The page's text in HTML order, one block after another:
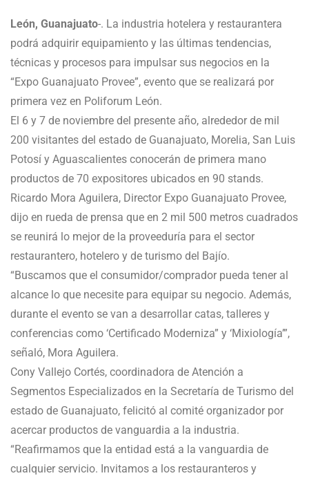
León, Guanajuato-. La industria hotelera y restaurantera
podrá adquirir equipamiento y las últimas tendencias,
técnicas y procesos para impulsar sus negocios en la
“Expo Guanajuato Provee”, evento que se realizará por
primera vez en Poliforum León.
El 6 y 7 de noviembre del presente año, alrededor de mil
200 visitantes del estado de Guanajuato, Morelia, San Luis
Potosí y Aguascalientes conocerán de primera mano
productos de 70 expositores ubicados en 90 stands.
Ricardo Mora Aguilera, Director Expo Guanajuato Provee,
dijo en rueda de prensa que en 2 mil 500 metros cuadrados
se reunirá lo mejor de la proveeduría para el sector
restaurantero, hotelero y de turismo del Bajío.
“Buscamos que el consumidor/comprador pueda tener al
alcance lo que necesite para equipar su negocio. Además,
durante el evento se van a desarrollar catas, talleres y
conferencias como ‘Certificado Moderniza” y ‘Mixiología’”,
señaló, Mora Aguilera.
Cony Vallejo Cortés, coordinadora de Atención a
Segmentos Especializados en la Secretaría de Turismo del
estado de Guanajuato, felicitó al comité organizador por
acercar productos de vanguardia a la industria.
“Reafirmamos que la entidad está a la vanguardia de
cualquier servicio. Invitamos a los restauranteros y